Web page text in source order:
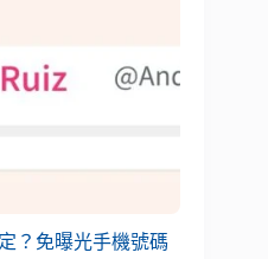
？免曝光手機號碼